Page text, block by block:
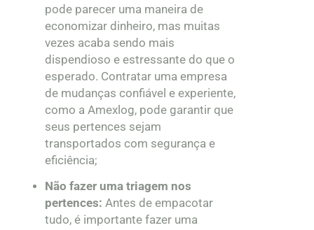
pode parecer uma maneira de
economizar dinheiro, mas muitas
vezes acaba sendo mais
dispendioso e estressante do que o
esperado. Contratar uma empresa
de mudanças confiável e experiente,
como a Amexlog, pode garantir que
seus pertences sejam
transportados com segurança e
eficiência;
Não fazer uma triagem nos
pertences: Antes de empacotar
tudo, é importante fazer uma